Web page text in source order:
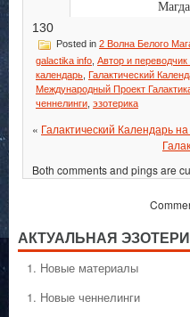
130
Posted in 2 Волна Белого
galactika info Автор и переводчик
календарь Галактический
Международный Проект
ченнелинги эзотерика
« Галактический Календарь
Both comments and pings are
АКТУАЛЬНАЯ
1. Hовые материалы
1. Hовые ченнелинги